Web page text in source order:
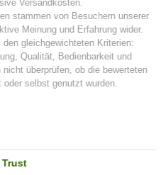
Trust